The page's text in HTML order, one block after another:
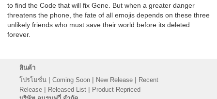
to find the Code that will fix Gene. But when a greater danger
threatens the phone, the fate of all emojis depends on these three
unlikely friends who must save their world before its deleted
forever.
สินค้า
โปรโมชั่น | Coming Soon | New Release | Recent
Release | Released List | Product Repriced